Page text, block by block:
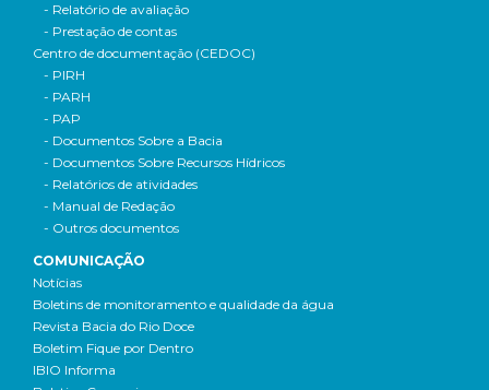
- Relatório de avaliação
- Prestação de contas
Centro de documentação (CEDOC)
- PIRH
- PARH
- PAP
- Documentos Sobre a Bacia
- Documentos Sobre Recursos Hídricos
- Relatórios de atividades
- Manual de Redação
- Outros documentos
COMUNICAÇÃO
Notícias
Boletins de monitoramento e qualidade da água
Revista Bacia do Rio Doce
Boletim Fique por Dentro
IBIO Informa